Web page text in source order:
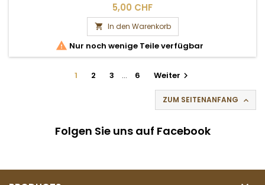
5,00 CHF
 In den Warenkorb
 Nur noch wenige Teile verfügbar
1 2 3 … 6 Weiter 
ZUM SEITENANFANG 
Folgen Sie uns auf Facebook